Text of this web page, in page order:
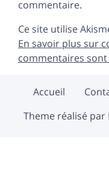
commentaire.
Ce site utilise
En savoir plus sur
commentaires
Accueil
Theme réalisé par